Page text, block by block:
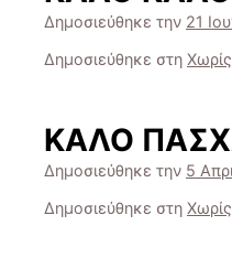
Δημοσιεύθηκε την 21
Δημοσιεύθηκε στη
ΚΑΛΟ
Δημοσιεύθηκε την 5
Δημοσιεύθηκε στη